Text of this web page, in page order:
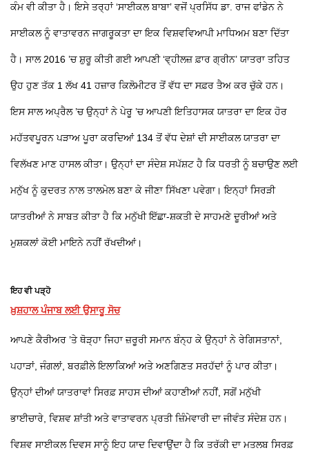
ਕੰਮ ਵੀ ਕੀਤਾ ਹੈ। ਇਸੇ ਤਰ੍ਹਾਂ ‘ਸਾਈਕਲ ਬਾਬਾ’ ਵਜੋਂ ਪ੍ਰਸਿੱਧ ਡਾ. ਰਾਜ ਫਾਂਡੇਨ ਨੇ
ਸਾਈਕਲ ਨੂੰ ਵਾਤਾਵਰਨ ਜਾਗਰੂਕਤਾ ਦਾ ਇਕ ਵਿਸ਼ਵਵਿਆਪੀ ਮਾਧਿਅਮ ਬਣਾ ਦਿੱਤਾ
ਹੈ। ਸਾਲ 2016 ’ਚ ਸ਼ੁਰੂ ਕੀਤੀ ਗਈ ਆਪਣੀ ‘ਵ੍ਹੀਲਜ਼ ਫ਼ਾਰ ਗ੍ਰੀਨ’ ਯਾਤਰਾ ਤਹਿਤ
ਉਹ ਹੁਣ ਤੱਕ 1 ਲੱਖ 41 ਹਜ਼ਾਰ ਕਿਲੋਮੀਟਰ ਤੋਂ ਵੱਧ ਦਾ ਸਫ਼ਰ ਤੈਅ ਕਰ ਚੁੱਕੇ ਹਨ।
ਇਸ ਸਾਲ ਅਪ੍ਰੈਲ ’ਚ ਉਨ੍ਹਾਂ ਨੇ ਪੇਰੂ ’ਚ ਆਪਣੀ ਇਤਿਹਾਸਕ ਯਾਤਰਾ ਦਾ ਇਕ ਹੋਰ
ਮਹੱਤਵਪੂਰਨ ਪੜਾਅ ਪੂਰਾ ਕਰਦਿਆਂ 134 ਤੋਂ ਵੱਧ ਦੇਸ਼ਾਂ ਦੀ ਸਾਈਕਲ ਯਾਤਰਾ ਦਾ
ਵਿਲੱਖਣ ਮਾਣ ਹਾਸਲ ਕੀਤਾ। ਉਨ੍ਹਾਂ ਦਾ ਸੰਦੇਸ਼ ਸਪੱਸ਼ਟ ਹੈ ਕਿ ਧਰਤੀ ਨੂੰ ਬਚਾਉਣ ਲਈ
ਮਨੁੱਖ ਨੂੰ ਕੁਦਰਤ ਨਾਲ ਤਾਲਮੇਲ ਬਣਾ ਕੇ ਜੀਣਾ ਸਿੱਖਣਾ ਪਵੇਗਾ। ਇਨ੍ਹਾਂ ਸਿਰੜੀ
ਯਾਤਰੀਆਂ ਨੇ ਸਾਬਤ ਕੀਤਾ ਹੈ ਕਿ ਮਨੁੱਖੀ ਇੱਛਾ-ਸ਼ਕਤੀ ਦੇ ਸਾਹਮਣੇ ਦੂਰੀਆਂ ਅਤੇ
ਮੁਸ਼ਕਲਾਂ ਕੋਈ ਮਾਇਨੇ ਨਹੀਂ ਰੱਖਦੀਆਂ।
ਇਹ ਵੀ ਪੜ੍ਹੋ
ਖ਼ੁਸ਼ਹਾਲ ਪੰਜਾਬ ਲਈ ਉਸਾਰੂ ਸੋਚ
ਆਪਣੇ ਕੈਰੀਅਰ ’ਤੇ ਥੋੜ੍ਹਾ ਜਿਹਾ ਜ਼ਰੂਰੀ ਸਮਾਨ ਬੰਨ੍ਹ ਕੇ ਉਨ੍ਹਾਂ ਨੇ ਰੇਗਿਸਤਾਨਾਂ,
ਪਹਾੜਾਂ, ਜੰਗਲਾਂ, ਬਰਫ਼ੀਲੇ ਇਲਾਕਿਆਂ ਅਤੇ ਅਣਗਿਣਤ ਸਰਹੱਦਾਂ ਨੂੰ ਪਾਰ ਕੀਤਾ।
ਉਨ੍ਹਾਂ ਦੀਆਂ ਯਾਤਰਾਵਾਂ ਸਿਰਫ਼ ਸਾਹਸ ਦੀਆਂ ਕਹਾਣੀਆਂ ਨਹੀਂ, ਸਗੋਂ ਮਨੁੱਖੀ
ਭਾਈਚਾਰੇ, ਵਿਸ਼ਵ ਸ਼ਾਂਤੀ ਅਤੇ ਵਾਤਾਵਰਨ ਪ੍ਰਤੀ ਜ਼ਿੰਮੇਵਾਰੀ ਦਾ ਜੀਵੰਤ ਸੰਦੇਸ਼ ਹਨ।
ਵਿਸ਼ਵ ਸਾਈਕਲ ਦਿਵਸ ਸਾਨੂੰ ਇਹ ਯਾਦ ਦਿਵਾਉਂਦਾ ਹੈ ਕਿ ਤਰੱਕੀ ਦਾ ਮਤਲਬ ਸਿਰਫ਼